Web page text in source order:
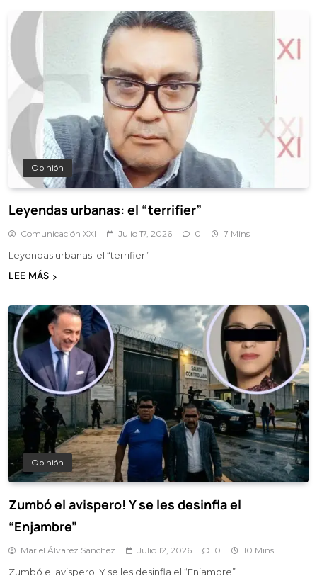
Opinión
Leyendas urbanas: el “terrifier”
Comunicación XXI Julio 17, 2026 0 7 Mins
Leyendas urbanas: el “terrifier”
LEE MÁS
Opinión
Zumbó el avispero! Y se les desinfla el
“Enjambre”
Mariel Álvarez Sánchez Julio 12, 2026 0 10 Mins
Zumbó el avispero! Y se les desinfla el “Enjambre”